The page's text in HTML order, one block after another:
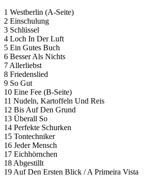
1 Westberlin (A-Seite)
2 Einschulung
3 Schlüssel
4 Loch In Der Luft
5 Ein Gutes Buch
6 Besser Als Nichts
7 Allerliebst
8 Friedenslied
9 So Gut
10 Eine Fee (B-Seite)
11 Nudeln, Kartoffeln Und Reis
12 Bis Auf Den Grund
13 Überall So
14 Perfekte Schurken
15 Tontechniker
16 Jeder Mensch
17 Eichhörnchen
18 Abgestillt
19 Auf Den Ersten Blick / A Primeira Vista